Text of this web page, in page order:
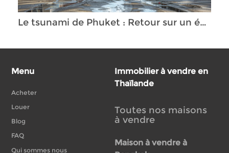
Le tsunami de Phuket : Retour sur un événement dévastateur
Menu
Acheter
Louer
Blog
FAQ
Qui sommes nous
Immobilier à vendre en
Thaïlande
Toutes nos maisons
à vendre
Maison à vendre à